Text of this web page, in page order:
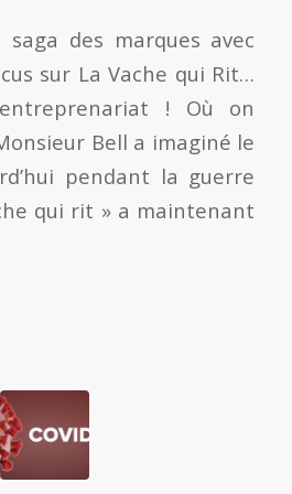
des marques avec
sur La Vache qui Rit…
! Où on
Bell a imaginé le
pendant la guerre
qui rit » a maintenant